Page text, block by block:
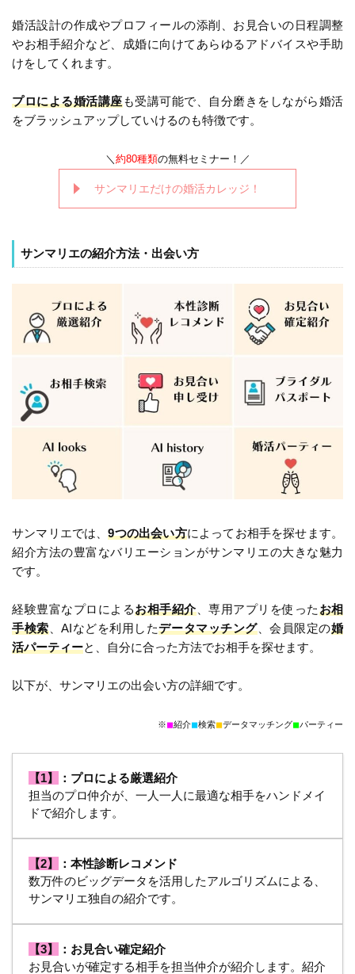
婚活設計の作成やプロフィールの添削、お見合いの日程調整
やお相手紹介など、成婚に向けてあらゆるアドバイスや手助
けをしてくれます。
プロによる婚活講座も受講可能で、自分磨きをしながら婚活
をブラッシュアップしていけるのも特徴です。
＼ 約80種類の無料セミナー！／
サンマリエだけの婚活カレッジ！
サンマリエの紹介方法・出会い方
サンマリエでは、9つの出会い方によってお相手を探せます。
紹介方法の豊富なバリエーションがサンマリエの大きな魅力
です。
経験豊富なプロによるお相手紹介、専用アプリを使ったお相
手検索、AIなどを利用したデータマッチング、会員限定の婚
活パーティーと、自分に合った方法でお相手を探せます。
以下が、サンマリエの出会い方の詳細です。
※◼︎紹介◼︎検索◼︎データマッチング◼︎パーティー
【1】
：プロによる厳選紹介
担当のプロ仲介が、一人一人に最適な相手をハンドメイ
ドで紹介します。
【2】
：本性診断レコメンド
数万件のビッグデータを活用したアルゴリズムによる、
サンマリエ独自の紹介です。
【3】
：お見合い確定紹介
お見合いが確定する相手を担当仲介が紹介します。紹介